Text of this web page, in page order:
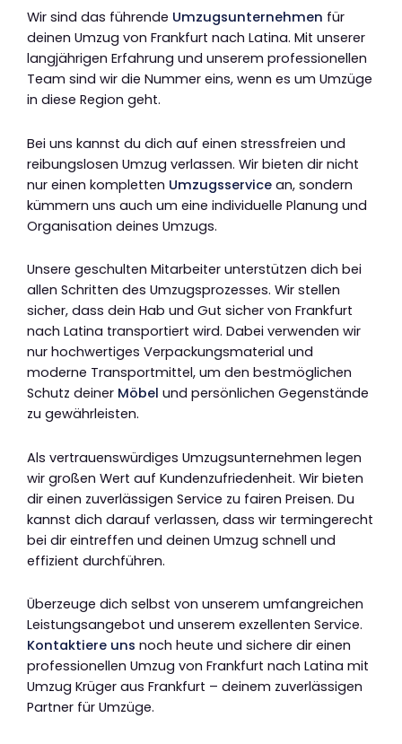
Wir sind das führende Umzugsunternehmen für
deinen Umzug von Frankfurt nach Latina. Mit unserer
langjährigen Erfahrung und unserem professionellen
Team sind wir die Nummer eins, wenn es um Umzüge
in diese Region geht.
Bei uns kannst du dich auf einen stressfreien und
reibungslosen Umzug verlassen. Wir bieten dir nicht
nur einen kompletten Umzugsservice an, sondern
kümmern uns auch um eine individuelle Planung und
Organisation deines Umzugs.
Unsere geschulten Mitarbeiter unterstützen dich bei
allen Schritten des Umzugsprozesses. Wir stellen
sicher, dass dein Hab und Gut sicher von Frankfurt
nach Latina transportiert wird. Dabei verwenden wir
nur hochwertiges Verpackungsmaterial und
moderne Transportmittel, um den bestmöglichen
Schutz deiner Möbel und persönlichen Gegenstände
zu gewährleisten.
Als vertrauenswürdiges Umzugsunternehmen legen
wir großen Wert auf Kundenzufriedenheit. Wir bieten
dir einen zuverlässigen Service zu fairen Preisen. Du
kannst dich darauf verlassen, dass wir termingerecht
bei dir eintreffen und deinen Umzug schnell und
effizient durchführen.
Überzeuge dich selbst von unserem umfangreichen
Leistungsangebot und unserem exzellenten Service.
Kontaktiere uns noch heute und sichere dir einen
professionellen Umzug von Frankfurt nach Latina mit
Umzug Krüger aus Frankfurt – deinem zuverlässigen
Partner für Umzüge.